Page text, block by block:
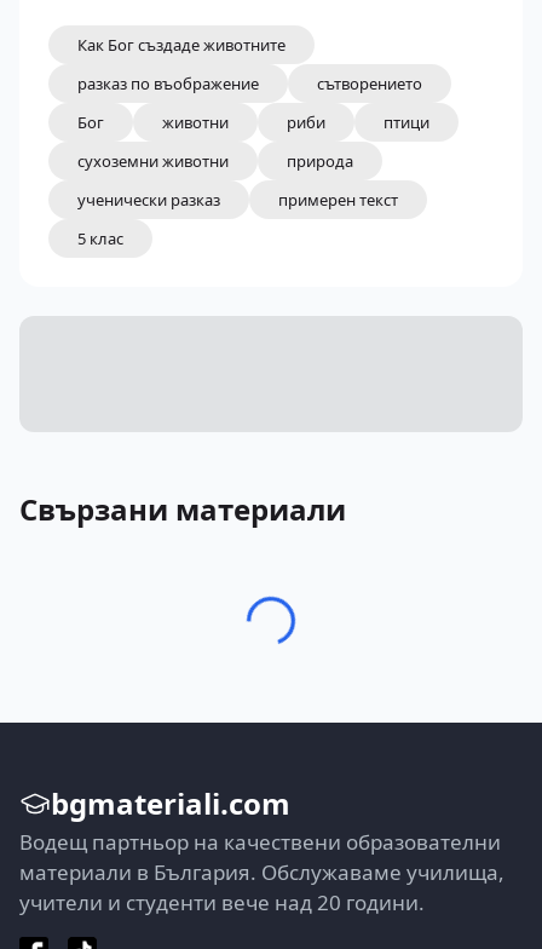
Как Бог създаде животните
разказ по въображение
сътворението
Бог
животни риби
птици
сухоземни животни
природа
ученически разказ
примерен текст
5 клас
Свързани материали
bgmateriali.com
Водещ партньор на качествени образователни
материали в България. Обслужаваме училища,
учители и студенти вече над 20 години.